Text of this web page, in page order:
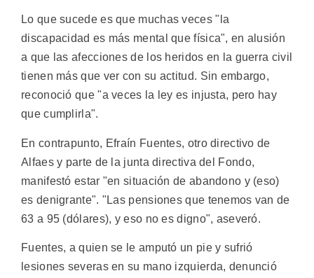
Lo que sucede es que muchas veces "la
discapacidad es más mental que física", en alusión
a que las afecciones de los heridos en la guerra civil
tienen más que ver con su actitud. Sin embargo,
reconoció que "a veces la ley es injusta, pero hay
que cumplirla".
En contrapunto, Efraín Fuentes, otro directivo de
Alfaes y parte de la junta directiva del Fondo,
manifestó estar "en situación de abandono y (eso)
es denigrante". "Las pensiones que tenemos van de
63 a 95 (dólares), y eso no es digno", aseveró.
Fuentes, a quien se le amputó un pie y sufrió
lesiones severas en su mano izquierda, denunció